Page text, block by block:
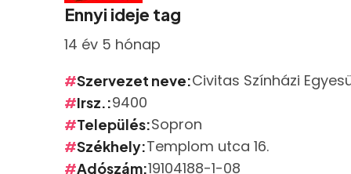
Ennyi ideje tag
14 év 5 hónap
Szervezet neve Civitas Színházi
Irsz. 9400
Település Sopron
Székhely Templom utca 16.
Adószám 19104188-1-08